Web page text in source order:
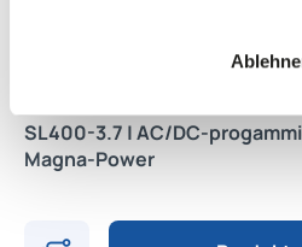
SL400-3.7 | AC/DC-
Magna-Power